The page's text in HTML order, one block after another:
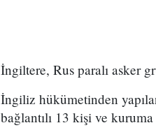
İngiltere, Rus paralı asker
İngiliz hükümetinden
bağlantılı 13 kişi ve